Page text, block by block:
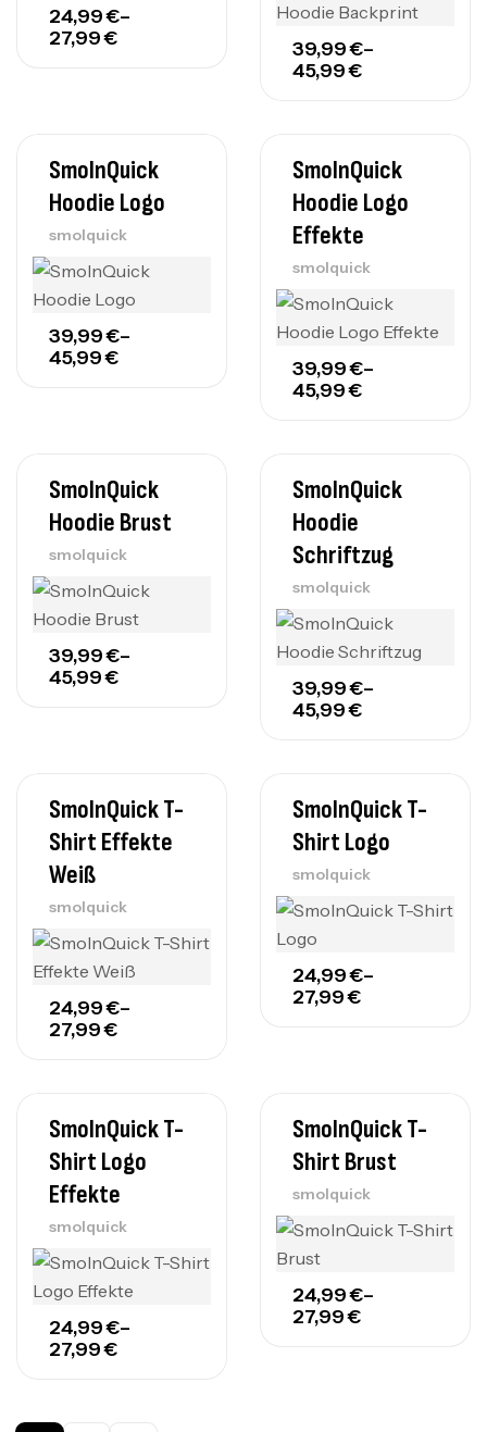
24,99€–
27,99€ 39,99€–
45,99€
SmolnQuick
Hoodie Logo
smolquick
39,99€–
45,99€
SmolnQuick
Hoodie Logo
Effekte
smolquick
39,99€–
45,99€
SmolnQuick
Hoodie Brust
smolquick
39,99€–
45,99€
SmolnQuick
Hoodie
Schriftzug
smolquick
39,99€–
45,99€
SmolnQuick T-
Shirt Effekte
Weiß
smolquick
24,99€–
27,99€
SmolnQuick T-
Shirt Logo
smolquick
24,99€–
27,99€
SmolnQuick T-
Shirt Logo
Effekte
smolquick
24,99€–
27,99€
SmolnQuick T-
Shirt Brust
smolquick
24,99€–
27,99€